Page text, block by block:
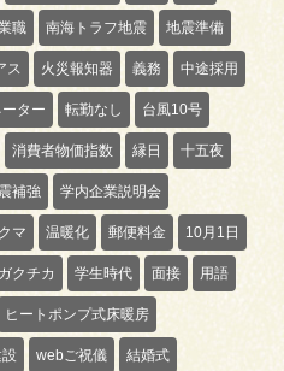
職 南海トラフ地震 地震準備
ス 火災報知器 義務 中途採用
ター 転勤なし 台風10号
消費者物価指数 縁日 十五夜
補強 学内企業説明会
クマ 温暖化 郵便料金 10月1日
ガクチカ 学生時代 面接 用語
ヒートポンプ式床暖房
webご祝儀 結婚式